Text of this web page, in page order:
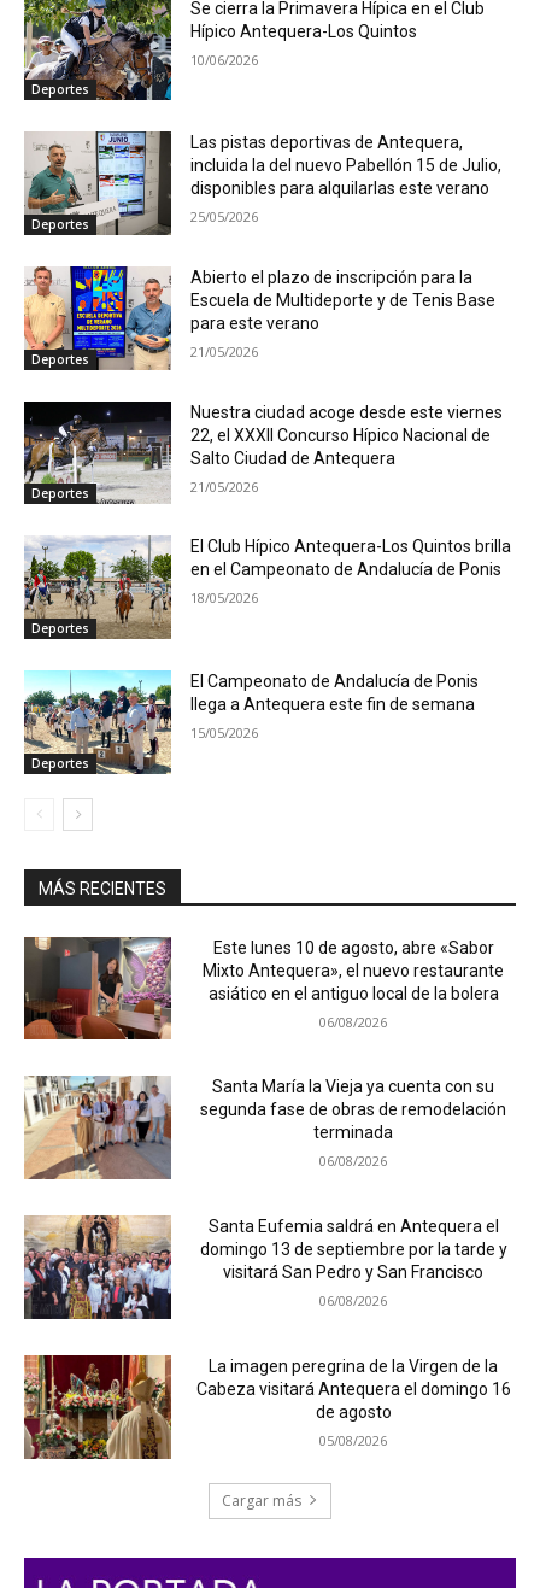
Deportes
Se cierra la Primavera Hípica en el Club
Hípico Antequera-Los Quintos
10/06/2026
Deportes
Las pistas deportivas de Antequera,
incluida la del nuevo Pabellón 15 de Julio,
disponibles para alquilarlas este verano
25/05/2026
Deportes
Abierto el plazo de inscripción para la
Escuela de Multideporte y de Tenis Base
para este verano
21/05/2026
Deportes
Nuestra ciudad acoge desde este viernes
22, el XXXII Concurso Hípico Nacional de
Salto Ciudad de Antequera
21/05/2026
Deportes
El Club Hípico Antequera-Los Quintos brilla
en el Campeonato de Andalucía de Ponis
18/05/2026
Deportes
El Campeonato de Andalucía de Ponis
llega a Antequera este fin de semana
15/05/2026
MÁS RECIENTES
Este lunes 10 de agosto, abre «Sabor
Mixto Antequera», el nuevo restaurante
asiático en el antiguo local de la bolera
06/08/2026
Santa María la Vieja ya cuenta con su
segunda fase de obras de remodelación
terminada
06/08/2026
Santa Eufemia saldrá en Antequera el
domingo 13 de septiembre por la tarde y
visitará San Pedro y San Francisco
06/08/2026
La imagen peregrina de la Virgen de la
Cabeza visitará Antequera el domingo 16
de agosto
05/08/2026
Cargar más